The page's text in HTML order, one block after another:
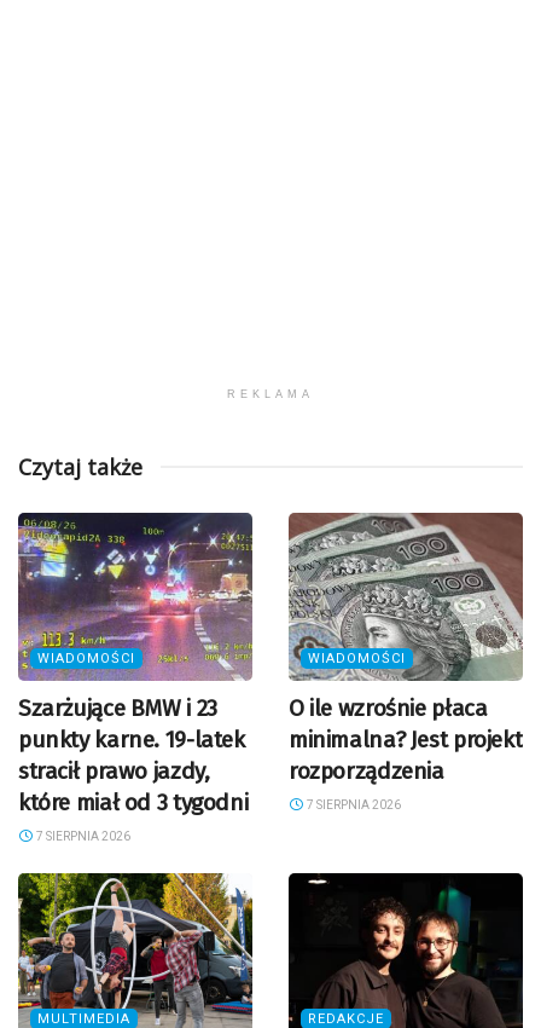
REKLAMA
Czytaj także
WIADOMOŚCI
Szarżujące BMW i 23
punkty karne. 19-latek
stracił prawo jazdy,
które miał od 3 tygodni
7 SIERPNIA 2026
WIADOMOŚCI
O ile wzrośnie płaca
minimalna? Jest projekt
rozporządzenia
7 SIERPNIA 2026
MULTIMEDIA REDAKCJE